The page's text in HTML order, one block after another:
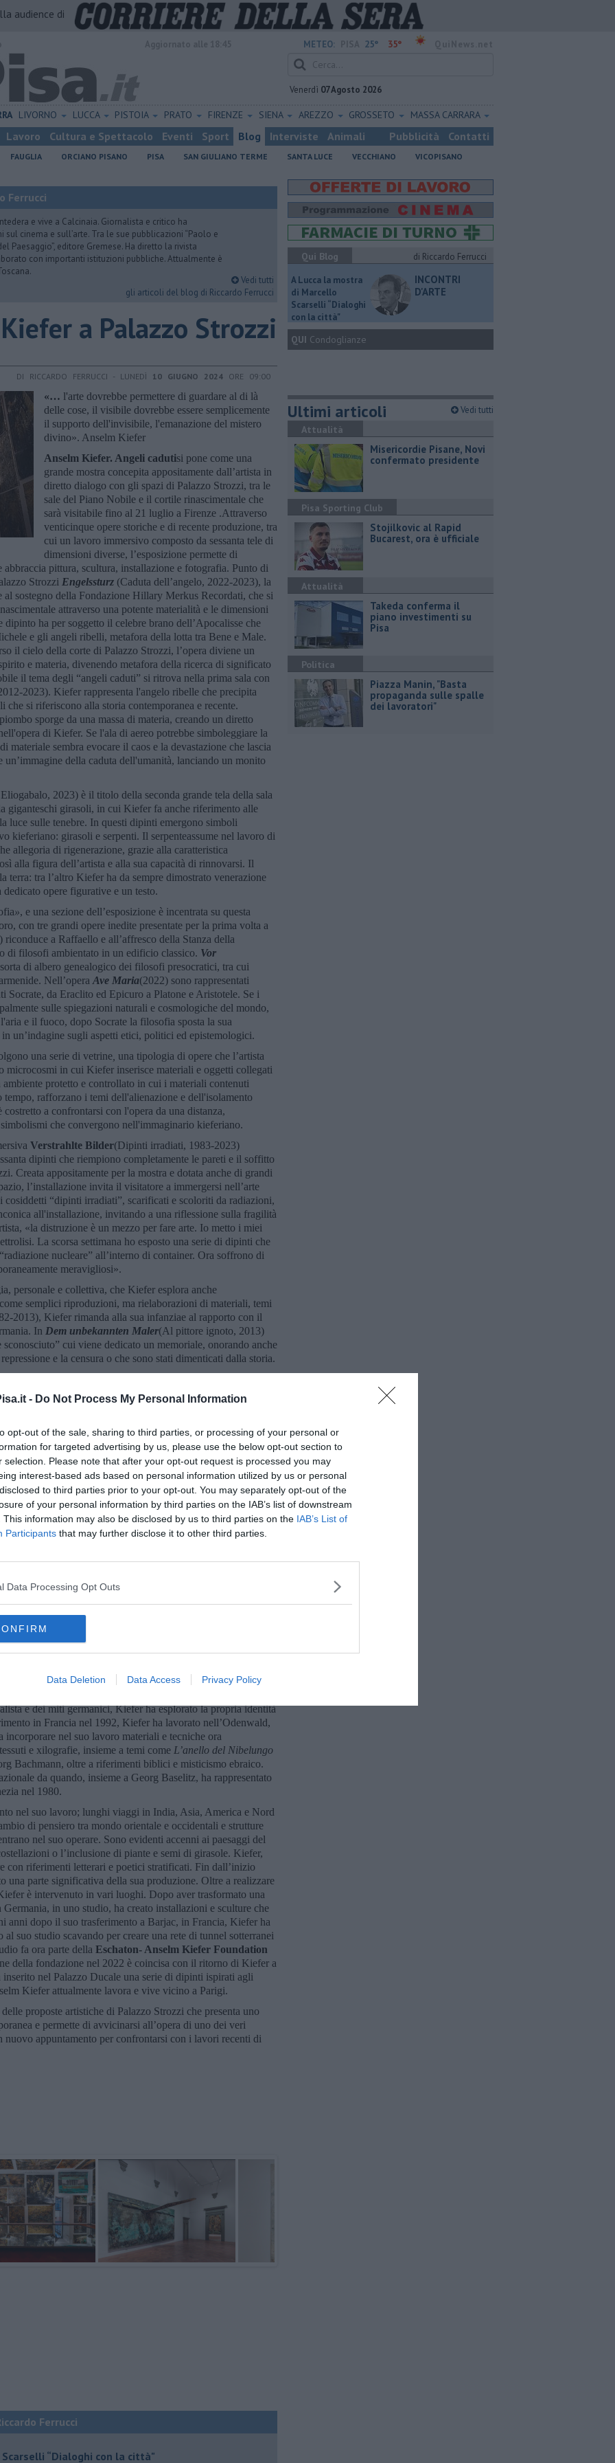
- Do Not Process My Personal Information
opt-out of the sale, sharing to third parties, or processing of your personal or
for targeted advertising by us, please use the below opt-out section to
selection. Please note that after your opt-out request is processed you may
interest-based ads based on personal information utilized by us or personal
to third parties prior to your opt-out. You may separately opt-out of the
of your personal information by third parties on the IAB’s list of downstream
This information may also be disclosed by us to third parties on the IAB’s List of
Participants that may further disclose it to other third parties.
Data Processing Opt Outs
Data Deletion Data Access Privacy Policy
audience di
METEO: 25° 35°
Venerdì 07 Agosto 2026
LIVORNO LUCCA PISTOIA PRATO FIRENZE SIENA AREZZO GROSSETO MASSA CARRARA
Lavoro Cultura e Spettacolo Eventi Sport Blog Interviste Animali Pubblicità Contatti
FAUGLIA ORCIANO PISANO PISA SAN GIULIANO TERME SANTA LUCE VECCHIANO VICOPISANO
Ferrucci
e vive a Calcinaia. Giornalista e critico ha
cinema e sull’arte. Tra le sue pubblicazioni “Paolo e
Paesaggio”, editore Gremese. Ha diretto la rivista
con importanti istituzioni pubbliche. Attualmente è
Vedi tutti
gli articoli del blog di Riccardo Ferrucci
a Palazzo Strozzi
DI RICCARDO FERRUCCI - LUNEDÌ 10 GIUGNO 2024 ORE 09:00
«… l'arte dovrebbe permettere di guardare al di là
delle cose, il visibile dovrebbe essere semplicemente
il supporto dell'invisibile, l'emanazione del mistero
divino». Anselm Kiefer
Anselm Kiefer. Angeli cadutisi pone come una
grande mostra concepita appositamente dall’artista in
diretto dialogo con gli spazi di Palazzo Strozzi, tra le
sale del Piano Nobile e il cortile rinascimentale che
sarà visitabile fino al 21 luglio a Firenze .Attraverso
venticinque opere storiche e di recente produzione, tra
cui un lavoro immersivo composto da sessanta tele di
dimensioni diverse, l’esposizione permette di
abbraccia pittura, scultura, installazione e fotografia. Punto di
Strozzi Engelssturz (Caduta dell’angelo, 2022-2023), la
al sostegno della Fondazione Hillary Merkus Recordati, che si
attraverso una potente materialità e le dimensioni
ha per soggetto il celebre brano dell’Apocalisse che
e gli angeli ribelli, metafora della lotta tra Bene e Male.
il cielo della corte di Palazzo Strozzi, l’opera diviene un
e materia, divenendo metafora della ricerca di significato
il tema degli “angeli caduti” si ritrova nella prima sala con
2023). Kiefer rappresenta l'angelo ribelle che precipita
che si riferiscono alla storia contemporanea e recente.
sporge da una massa di materia, creando un diretto
di Kiefer. Se l'ala di aereo potrebbe simboleggiare la
materiale sembra evocare il caos e la devastazione che lascia
della caduta dell'umanità, lanciando un monito
2023) è il titolo della seconda grande tela della sala
giganteschi girasoli, in cui Kiefer fa anche riferimento alle
luce sulle tenebre. In questi dipinti emergono simboli
kieferiano: girasoli e serpenti. Il serpenteassume nel lavoro di
allegoria di rigenerazione, grazie alla caratteristica
alla figura dell’artista e alla sua capacità di rinnovarsi. Il
terra: tra l’altro Kiefer ha da sempre dimostrato venerazione
opere figurative e un testo.
», e una sezione dell’esposizione è incentrata su questa
con tre grandi opere inedite presentate per la prima volta a
riconduce a Raffaello e all’affresco della Stanza della
di filosofi ambientato in un edificio classico. Vor
di albero genealogico dei filosofi presocratici, tra cui
Nell’opera Ave Maria(2022) sono rappresentati
Socrate, da Eraclito ed Epicuro a Platone e Aristotele. Se i
sulle spiegazioni naturali e cosmologiche del mondo,
e il fuoco, dopo Socrate la filosofia sposta la sua
un’indagine sugli aspetti etici, politici ed epistemologici.
una serie di vetrine una tipologia di opere che l’artista
microcosmi in cui Kiefer inserisce materiali e oggetti collegati
protetto e controllato in cui i materiali contenuti
tempo, rafforzano i temi dell'alienazione e dell'isolamento
a confrontarsi con l'opera da una distanza,
che convergono nell'immaginario kieferiano.
Verstrahlte Bilder(Dipinti irradiati, 1983-2023)
dipinti che riempiono completamente le pareti e il soffitto
Creata appositamente per la mostra e dotata anche di grandi
l’installazione invita il visitatore a immergersi nell’arte
“dipinti irradiati”, scarificati e scoloriti da radiazioni,
all'installazione, invitando a una riflessione sulla fragilità
«la distruzione è un mezzo per fare arte. Io metto i miei
La scorsa settimana ho esposto una serie di dipinti che
nucleare” all’interno di container. Ora soffrono di
meravigliosi».
personale e collettiva, che Kiefer esplora anche
semplici riproduzioni, ma rielaborazioni di materiali, temi
2013), Kiefer rimanda alla sua infanziae al rapporto con il
In Dem unbekannten Maler(Al pittore ignoto, 2013)
cui viene dedicato un memoriale, onorando anche
e la censura o che sono stati dimenticati dalla storia.
è costituita da una pila di torri in bilico che
la prassi artistica di Kiefer come nei famosiSette
dedicata alla celebre serie
Heroische Sinnbilder
(Simboli
stampate su piombo. Nel 1969 Kiefer si fece fotografare
(Occupazioni) in varie località europee, tra cui luoghi
guerra mondiale. Con indosso prevalentemente
padre, Kiefer replica il saluto delSieg Heilcon il braccio
all’originale. Kiefer utilizza così un gesto caratteristico
con evidente volontà provocatoria, la storia recente del
la precarietà della vita umana e la transitorietà del tempo,
poesia, della scrittura e della parola nella pratica artistica
del 1930 del poetaSalvatore Quasimodo, tracciati da
sta solo sul cuor della terra / trafitto da un raggio di sole /
in Germania, è uno degli artisti più importanti e versatili
diversi, tra cui pittura, scultura, fotografia, xilografia, libri
studiato legge e lingue romanze prima di dedicarsi agli studi
Da giovane artista è entrato in contatto con Joseph
post-bellica della Germania come mezzo per rompere
del saluto nazista o la citazione visiva e la
e dei miti germanici, Kiefer ha esplorato la propria identità
in Francia nel 1992, Kiefer ha lavorato nell’Odenwald,
nel suo lavoro materiali e tecniche ora
e xilografie, insieme a temi come L’anello del Nibelungo
Bachmann, oltre a riferimenti biblici e misticismo ebraico.
da quando, insieme a Georg Baselitz, ha rappresentato
nel 1980.
nel suo lavoro; lunghi viaggi in India, Asia, America e Nord
di pensiero tra mondo orientale e occidentali e strutture
nel suo operare. Sono evidenti accenni ai paesaggi del
o l’inclusione di piante e semi di girasole. Kiefer,
con riferimenti letterari e poetici stratificati. Fin dall’inizio
una parte significativa della sua produzione. Oltre a realizzare
è intervenuto in vari luoghi. Dopo aver trasformato una
in uno studio, ha creato installazioni e sculture che
anni dopo il suo trasferimento a Barjac, in Francia, Kiefer ha
suo studio scavando per creare una rete di tunnel sotterranei
fa ora parte della Eschaton- Anselm Kiefer Foundation
della fondazione nel 2022 è coincisa con il ritorno di Kiefer a
nel Palazzo Ducale una serie di dipinti ispirati agli
Kiefer attualmente lavora e vive vicino a Parigi.
proposte artistiche di Palazzo Strozzi che presenta uno
e permette di avvicinarsi all’opera di uno dei veri
nuovo appuntamento per confrontarsi con i lavori recenti di
Ferrucci
“Dialoghi con la città"
Qui Blog
di Riccardo Ferrucci
A Lucca la mostra
di Marcello
Scarselli “Dialoghi
con la città"
INCONTRI
D'ARTE
QUI Condoglianze
Ultimi articoli Vedi tutti
Attualità
Misericordie Pisane, Novi
confermato presidente
Pisa Sporting Club
Stojilkovic al Rapid
Bucarest, ora è ufficiale
Attualità
Takeda conferma il
piano investimenti su
Pisa
Politica
Piazza Manin, "Basta
propaganda sulle spalle
dei lavoratori"